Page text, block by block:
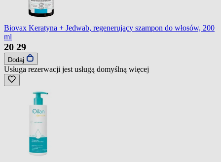
Biovax Keratyna + Jedwab, regenerujący szampon do włosów, 200
ml
20 29
Dodaj
Usługa rezerwacji jest usługą domyślną więcej